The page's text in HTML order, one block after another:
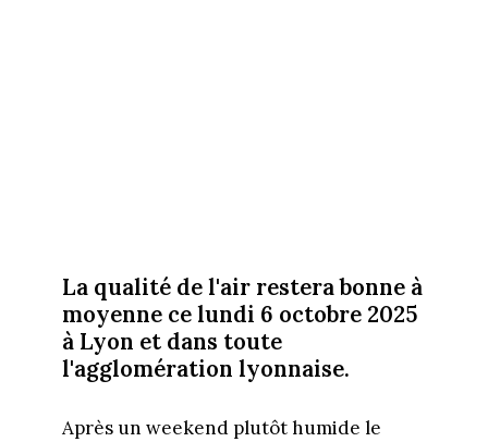
La qualité de l'air restera bonne à
moyenne ce lundi 6 octobre 2025
à Lyon et dans toute
l'agglomération lyonnaise.
Après un weekend plutôt humide le